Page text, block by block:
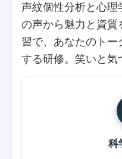
声紋個性分析と心
の声から魅力と資質
習で、あなたのト
する研修。笑いと気
科